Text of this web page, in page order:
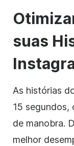
suas
As histórias
15 segundos,
de manobra.
melhor